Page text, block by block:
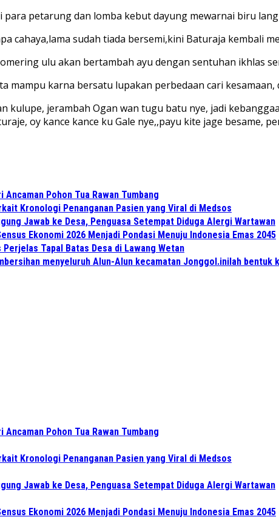
petarung dan lomba kebut dayung mewarnai biru
cahaya,lama sudah tiada bersemi,kini Baturaja kembali
ulu akan bertambah ayu dengan sentuhan ikhlas
mampu karna bersatu lupakan perbedaan cari kesamaan,
kulupe, jerambah Ogan wan tugu batu nye, jadi
oy kance kance ku Gale nye,,payu kite jage besame,
Pohon Tua Rawan Tumbang
Kronologi Penanganan Pasien yang Viral di Medsos
Jawab ke Desa, Penguasa Setempat Diduga Alergi Wartawan
Ekonomi 2026 Menjadi Pondasi Menuju Indonesia Emas 2045
Tapal Batas Desa di Lawang Wetan
menyeluruh Alun-Alun kecamatan Jonggol.inilah
Pohon Tua Rawan Tumbang
Kronologi Penanganan Pasien yang Viral di Medsos
Jawab ke Desa, Penguasa Setempat Diduga Alergi Wartawan
Ekonomi 2026 Menjadi Pondasi Menuju Indonesia Emas 2045